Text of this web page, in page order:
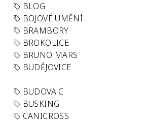
BLOG
BOJOVÉ UMĚNÍ
BRAMBORY
BROKOLICE
BRUNO MARS
BUDĚJOVICE
BUDOVA C
BUSKING
CANICROSS